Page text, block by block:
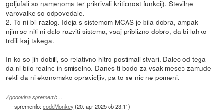
goljufali so namenoma ter prikrivali kriticnost funkcij). Stevilne
varovalke so odpovedale.
2. To ni bil razlog. Ideja s sistemom MCAS je bila dobra, ampak
njim se niti ni dalo razviti sistema, vsaj priblizno dobro, da bi lahko
trdili kaj takega.
In ko so jih dobili, so relativno hitro postimali stvari. Dalec od tega
da ni bilo realno in smiselno. Danes ti bodo za vsak mesec zamude
rekli da ni ekonomsko opravicljiv, pa to se nic ne pomeni.
Zgodovina sprememb…
spremenilo:codeMonkey (20. apr 2025 ob 23:11)